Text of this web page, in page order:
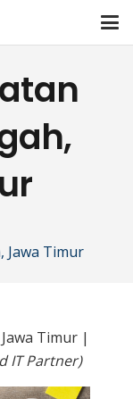
Jawa Timur
Timur |
IT Partner)